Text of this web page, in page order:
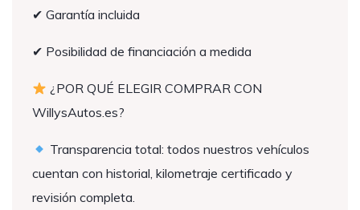
✔ Garantía incluida
✔ Posibilidad de financiación a medida
¿POR QUÉ ELEGIR COMPRAR CON
WillysAutos.es?
Transparencia total: todos nuestros vehículos
cuentan con historial, kilometraje certificado y
revisión completa.